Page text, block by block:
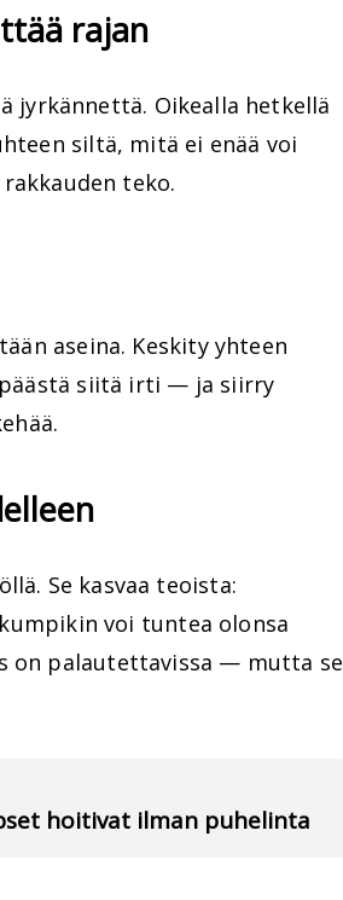
rajan
jyrkännettä. Oikealla hetkellä
siltä, mitä ei enää voi
teko.
aseina. Keskity yhteen
päästä siitä irti — ja siirry
Se kasvaa teoista:
voi tuntea olonsa
on palautettavissa — mutta se
hoitivat ilman puhelinta